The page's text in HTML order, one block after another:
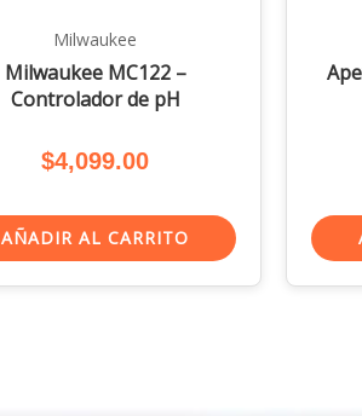
Milwaukee
Milwaukee MC122 –
Controlador de pH
$4,099.00
AÑADIR AL CARRITO